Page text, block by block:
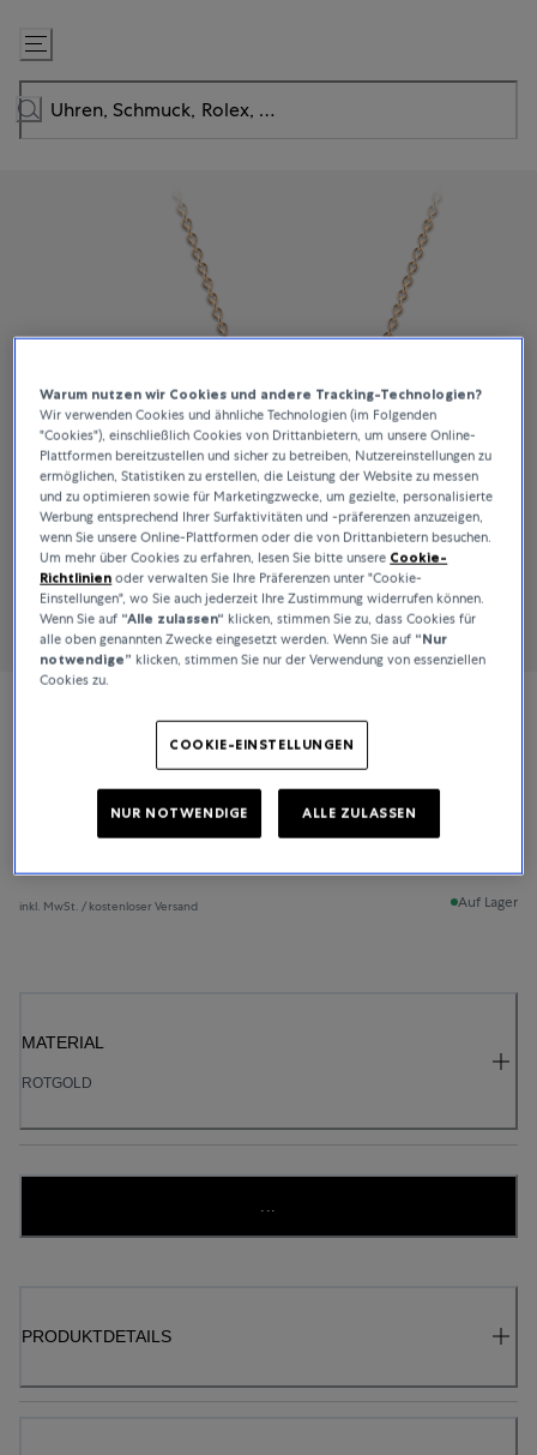
Zum
Inhalt
springen
Bucherer Fine Jewellery
inkl. MwSt. / kostenloser Versand Auf Lager
MATERIAL
ROTGOLD
...
PRODUKTDETAILS
Warum nutzen wir Cookies und andere Tracking-Technologien?
Wir verwenden Cookies und ähnliche Technologien (im Folgenden
"Cookies"), einschließlich Cookies von Drittanbietern, um unsere Online-
Plattformen bereitzustellen und sicher zu betreiben, Nutzereinstellungen zu
ermöglichen, Statistiken zu erstellen, die Leistung der Website zu messen
und zu optimieren sowie für Marketingzwecke, um gezielte, personalisierte
Werbung entsprechend Ihrer Surfaktivitäten und -präferenzen anzuzeigen,
wenn Sie unsere Online-Plattformen oder die von Drittanbietern besuchen.
Um mehr über Cookies zu erfahren, lesen Sie bitte unsere Cookie-
Richtlinien oder verwalten Sie Ihre Präferenzen unter "Cookie-
Einstellungen", wo Sie auch jederzeit Ihre Zustimmung widerrufen können.
Wenn Sie auf “Alle zulassen“ klicken, stimmen Sie zu, dass Cookies für
alle oben genannten Zwecke eingesetzt werden. Wenn Sie auf “Nur
notwendige” klicken, stimmen Sie nur der Verwendung von essenziellen
Cookies zu.
COOKIE-EINSTELLUNGEN
NUR NOTWENDIGE ALLE ZULASSEN